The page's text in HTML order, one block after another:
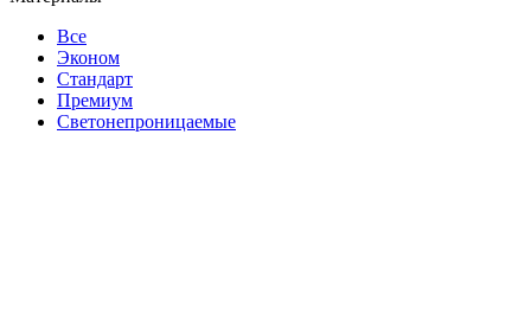
Все
Эконом
Стандарт
Премиум
Светонепроницаемые